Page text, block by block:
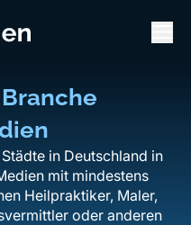
in Deutschland in
mit mindestens
Heilpraktiker, Maler,
oder anderen